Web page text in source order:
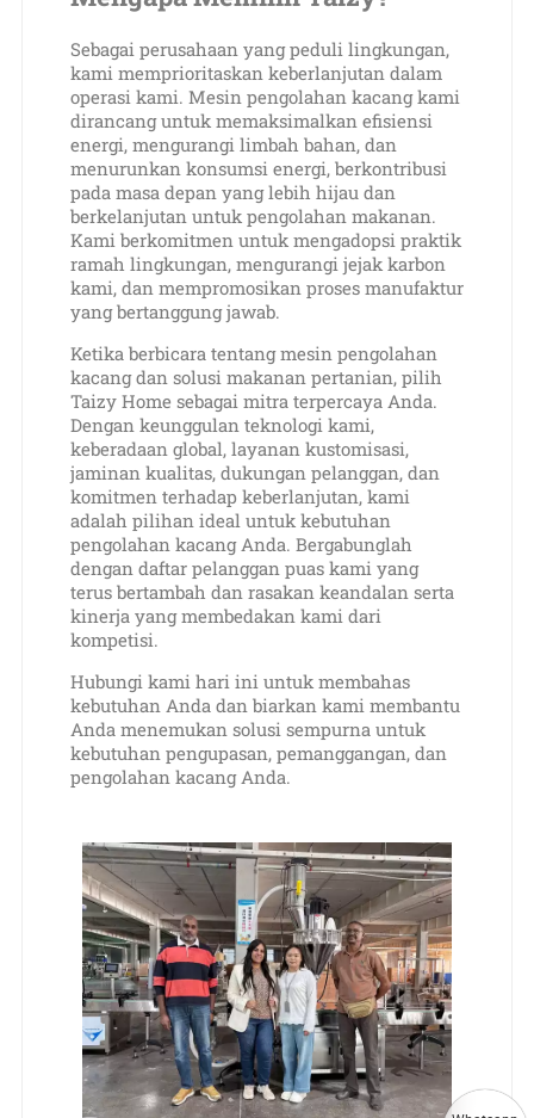
Sebagai perusahaan yang peduli lingkungan,
kami memprioritaskan keberlanjutan dalam
operasi kami. Mesin pengolahan kacang kami
dirancang untuk memaksimalkan efisiensi
energi, mengurangi limbah bahan, dan
menurunkan konsumsi energi, berkontribusi
pada masa depan yang lebih hijau dan
berkelanjutan untuk pengolahan makanan.
Kami berkomitmen untuk mengadopsi praktik
ramah lingkungan, mengurangi jejak karbon
kami, dan mempromosikan proses manufaktur
yang bertanggung jawab.
Ketika berbicara tentang mesin pengolahan
kacang dan solusi makanan pertanian, pilih
Taizy Home sebagai mitra terpercaya Anda.
Dengan keunggulan teknologi kami,
keberadaan global, layanan kustomisasi,
jaminan kualitas, dukungan pelanggan, dan
komitmen terhadap keberlanjutan, kami
adalah pilihan ideal untuk kebutuhan
pengolahan kacang Anda. Bergabunglah
dengan daftar pelanggan puas kami yang
terus bertambah dan rasakan keandalan serta
kinerja yang membedakan kami dari
kompetisi.
Hubungi kami hari ini untuk membahas
kebutuhan Anda dan biarkan kami membantu
Anda menemukan solusi sempurna untuk
kebutuhan pengupasan, pemanggangan, dan
pengolahan kacang Anda.